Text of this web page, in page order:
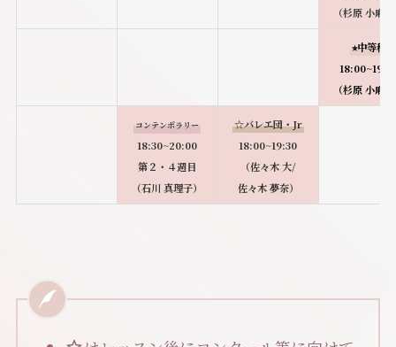
（杉原 小麻
⭐︎中等科
（杉原 小麻
コンテンポラリー
18:30~20:00
第２・４週目
（石川 真理子）
☆バレエ団・Jr
18:00~19:30
（佐々木 大/
佐々木 夢奈）